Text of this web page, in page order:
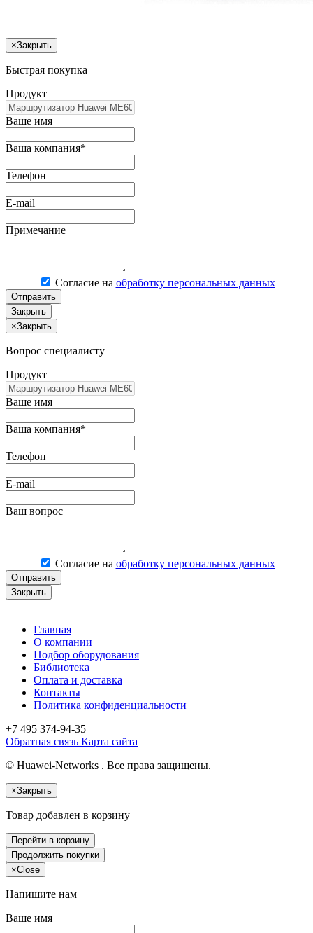
×Закрыть
Быстрая покупка
Продукт
Ваше имя
Ваша компания*
Телефон
E-mail
Примечание
Согласие на обработку персональных данных
Отправить
Закрыть
×Закрыть
Вопрос специалисту
Продукт
Ваше имя
Ваша компания*
Телефон
E-mail
Ваш вопрос
Согласие на обработку персональных данных
Отправить
Закрыть
Главная
О компании
Подбор оборудования
Библиотека
Оплата и доставка
Контакты
Политика конфиденциальности
+7 495 374-94-35
Обратная связь Карта сайта
© Huawei-Networks . Все права защищены.
×Закрыть
Товар добавлен в корзину
Перейти в корзину
Продолжить покупки
×Close
Напишите нам
Ваше имя